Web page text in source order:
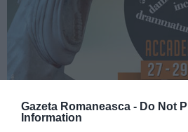
Gazeta Romaneasca - Do Not
Information